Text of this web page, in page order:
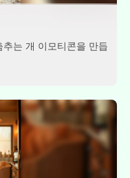
는 개 이모티콘을 만듭